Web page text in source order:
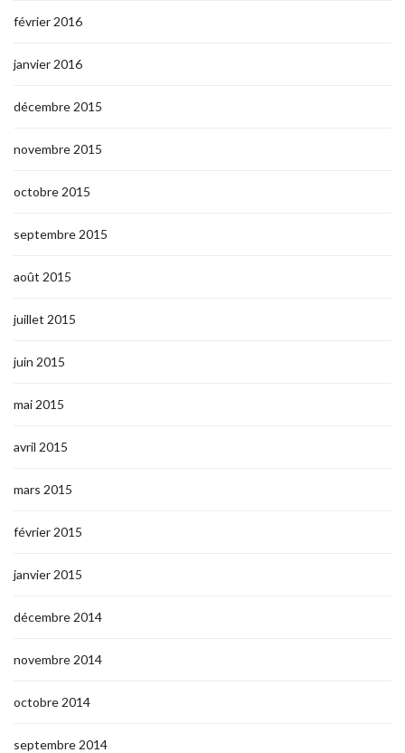
février 2016
janvier 2016
décembre 2015
novembre 2015
octobre 2015
septembre 2015
août 2015
juillet 2015
juin 2015
mai 2015
avril 2015
mars 2015
février 2015
janvier 2015
décembre 2014
novembre 2014
octobre 2014
septembre 2014